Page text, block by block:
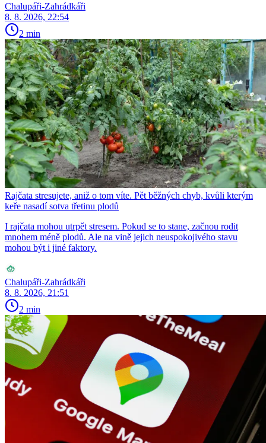
Chalupáři-Zahrádkáři
8. 8. 2026, 22:54
2 min
Rajčata stresujete, aniž o tom víte. Pět běžných chyb, kvůli kterým
keře nasadí sotva třetinu plodů
I rajčata mohou utrpět stresem. Pokud se to stane, začnou rodit
mnohem méně plodů. Ale na vině jejich neuspokojivého stavu
mohou být i jiné faktory.
Chalupáři-Zahrádkáři
8. 8. 2026, 21:51
2 min